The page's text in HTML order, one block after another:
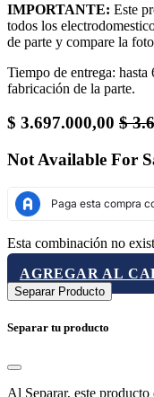
IMPORTANTE: Este
todos los
de parte y compare la
Tiempo de entrega:
fabricación de la parte.
$ 3.697.000,00 $
Not Available For
Esta combinación no
AGREGAR AL
Separar Producto
Separar tu producto
Al Separar, este